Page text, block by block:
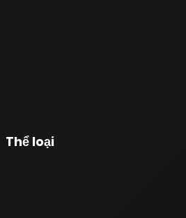
Thể loại